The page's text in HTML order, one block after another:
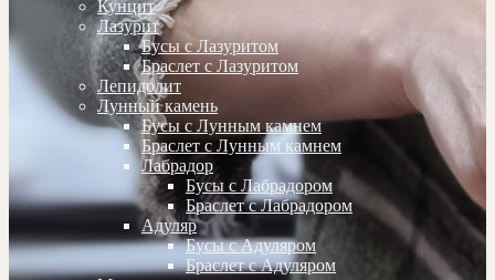
Кунцит
Лазурит
Бусы с Лазуритом
Браслет с Лазуритом
Лепидолит
Лунный камень
Бусы с Лунным камнем
Браслет с Лунным камнем
Лабрадор
Бусы с Лабрадором
Браслет с Лабрадором
Адуляр
Бусы с Адуляром
Браслет с Адуляром